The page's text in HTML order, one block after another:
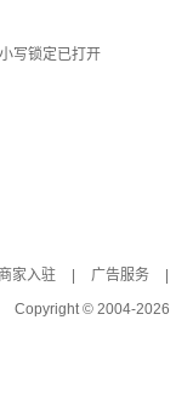
写锁定已打开
商家入驻 广告服务
Copyright © 2004-2026